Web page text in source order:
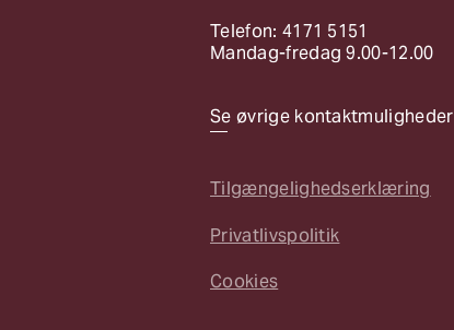
Telefon: 4171 5151
Mandag-fredag 9.00-12.00
Se øvrige kontaktmuligheder
Tilgængelighedserklæring
Privatlivspolitik
Cookies